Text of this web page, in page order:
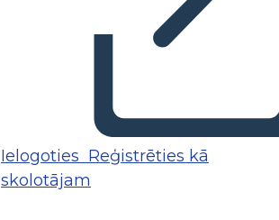
Ielogoties Reģistrēties kā
skolotājam